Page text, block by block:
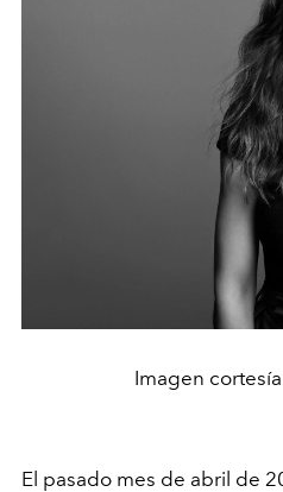
Imagen
El pasado mes de abril de